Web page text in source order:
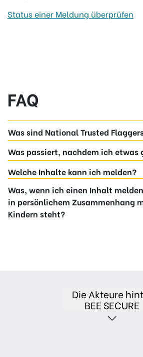
Status einer Meldung überprüfen
FAQ
Was sind National Trusted
Was passiert, nachdem ich etwas
Welche Inhalte kann ich melden?
Was, wenn ich einen Inhalt
in persönlichem Zusammenhang
Kindern steht?
Die Akteure
BEE SECURE